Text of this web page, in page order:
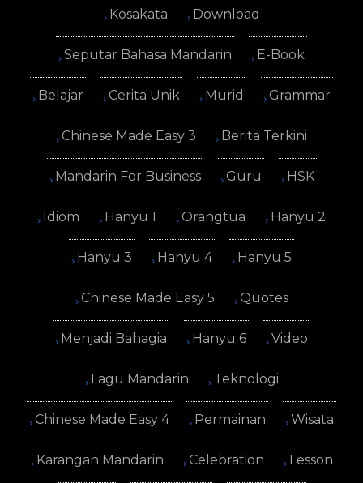
Kosakata Download
Seputar Bahasa Mandarin E-Book
Belajar Cerita Unik Murid Grammar
Chinese Made Easy 3 Berita Terkini
Mandarin For Business Guru HSK
Idiom Hanyu 1 Orangtua Hanyu 2
Hanyu 3 Hanyu 4 Hanyu 5
Chinese Made Easy 5 Quotes
Menjadi Bahagia Hanyu 6 Video
Lagu Mandarin Teknologi
Chinese Made Easy 4 Permainan Wisata
Karangan Mandarin Celebration Lesson